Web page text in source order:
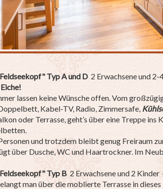
Typ A und D 2 Erwachsene und
lassen keine Wünsche offen. Vom
Kabel-TV, Radio, Zimmersafe,
oder Terrasse, geht’s über eine Treppe
und trotzdem bleibt genug Freiraum
über Dusche, WC und Haartrockner. Im
Typ B 2 Erwachsene und 2 Kinder
man über die moblierte Terrasse in dieses